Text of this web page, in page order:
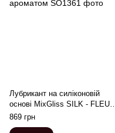
Лубрикант на силіконовій
основі MixGliss SILK - FLEUR
DE SOIE (50 мл) з квітковим
ароматом
869 грн